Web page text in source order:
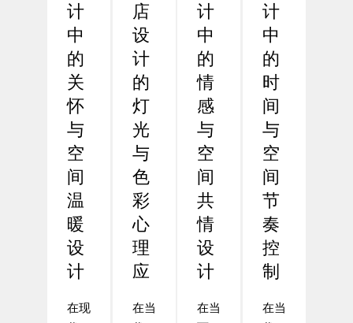
计
中
的
关
怀
与
空
间
温
暖
设
计
在现
店
设
计
的
灯
光
与
色
彩
心
理
应
在当
计
中
的
情
感
与
空
间
共
情
设
计
在当
计
中
的
时
间
与
空
间
节
奏
控
制
在当